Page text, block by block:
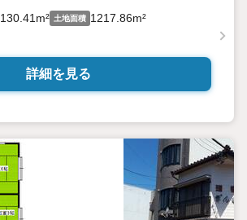
130.41m² 土地面積 1217.86m²
詳細を見る